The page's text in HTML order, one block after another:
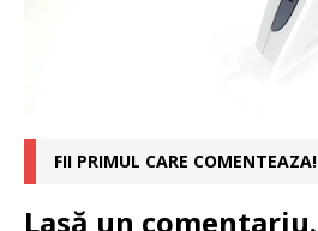
FII PRIMUL CARE COMENTEAZA!
Lasă un comentariu.